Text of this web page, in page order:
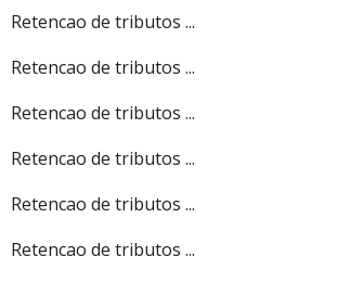
Retencao de tributos ...
Retencao de tributos ...
Retencao de tributos ...
Retencao de tributos ...
Retencao de tributos ...
Retencao de tributos ...